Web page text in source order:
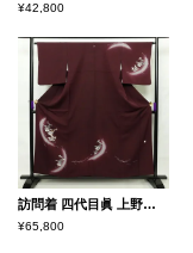
¥42,800
訪問着 四代目眞 上野真作 落款入り 一つ紋付き 良品 正絹 古典柄 袷仕立て 身丈156.5cm 裄丈64.5cm 紫・藤色
¥65,800